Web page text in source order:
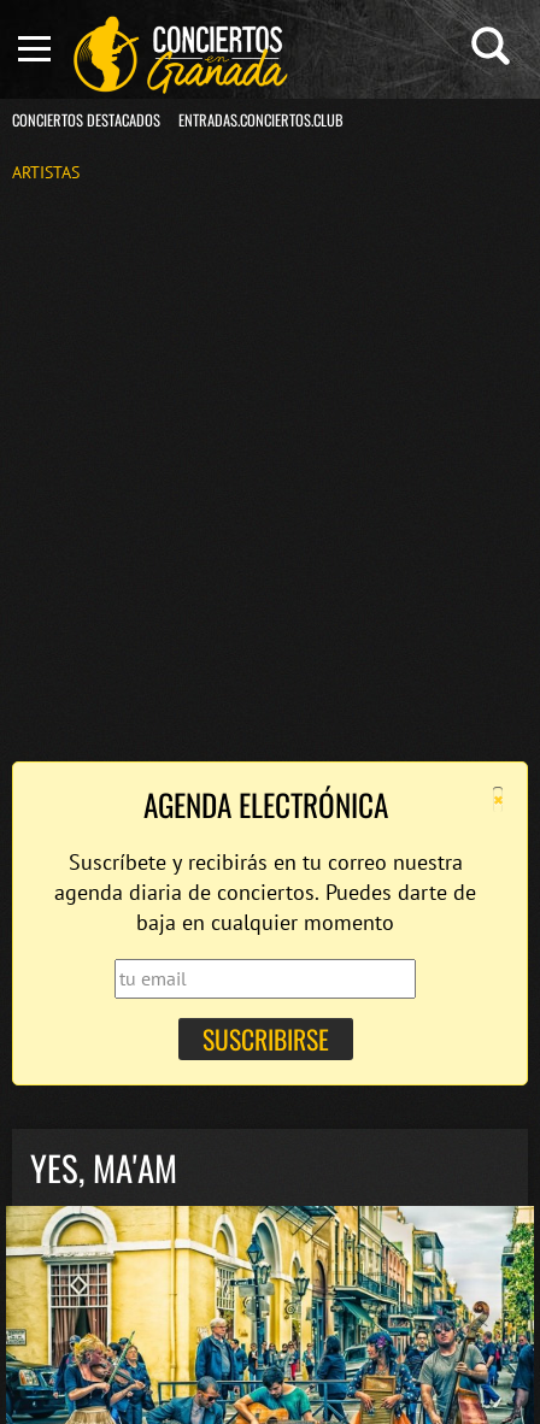
CONCIERTOS DESTACADOS ENTRADAS.CONCIERTOS.CLUB
ARTISTAS
×
AGENDA ELECTRÓNICA
Suscríbete y recibirás en tu correo nuestra
agenda diaria de conciertos. Puedes darte de
baja en cualquier momento
YES, MA'AM